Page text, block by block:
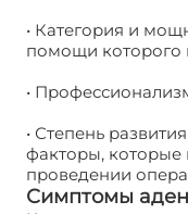
• Категория и
помощи которого
•
• Степень
факторы,
проведении
Симптомы